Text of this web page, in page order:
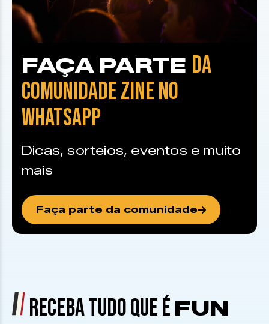
FAÇA PARTE DA
COMUNIDADE ZINE NO
WHATSAPP
Dicas, sorteios, eventos e muito
mais
Faça parte da comunidade
RECEBA TUDO QUE É FUN